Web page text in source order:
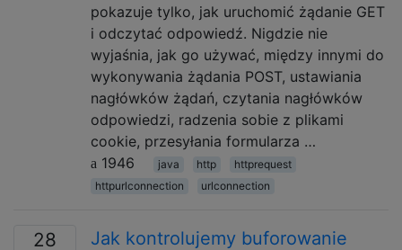
pokazuje tylko, jak uruchomić żądanie GET
i odczytać odpowiedź. Nigdzie nie
wyjaśnia, jak go używać, między innymi do
wykonywania żądania POST, ustawiania
nagłówków żądań, czytania nagłówków
odpowiedzi, radzenia sobie z plikami
cookie, przesyłania formularza …
1946
java http
httprequest
httpurlconnection
urlconnection
28
Jak kontrolujemy buforowanie